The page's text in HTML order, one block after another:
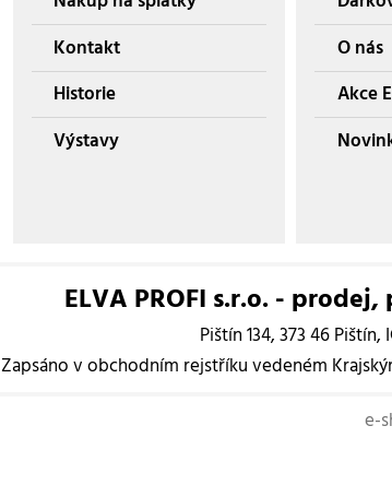
Kontakt
Historie
Výstavy
O nás
Akce
ELVA PROFI s.r.o. -
Pištín 134, 373 46
Zapsáno v obchodním rejstříku vedeném
e-